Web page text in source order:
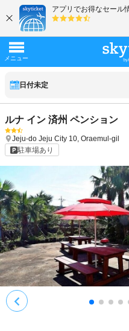
日付未定
ルナ イン 済州 ペンション
Jeju-do Jeju City 10, Oraemul-gil
駐車場あり